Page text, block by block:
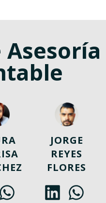
Asesoría
JORGE
REYES
FLORES